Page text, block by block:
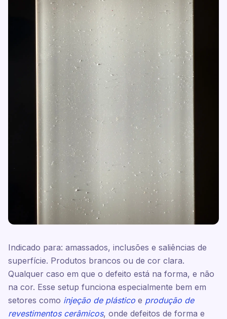
Indicado para: amassados, inclusões e saliências de
superfície. Produtos brancos ou de cor clara.
Qualquer caso em que o defeito está na forma, e não
na cor. Esse setup funciona especialmente bem em
setores como injeção de plástico e produção de
revestimentos cerâmicos, onde defeitos de forma e